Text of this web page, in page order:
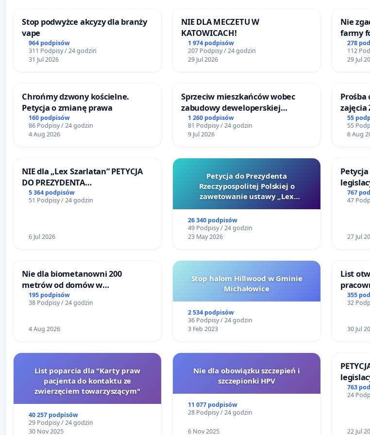
Stop podwyżce akcyzy dla branży
vape
964 podpisów
311 Podpisy / 24 godzin
31 Jul 2026
NIE DLA MECZETU W
KATOWICACH!
1 974 podpisów
207 Podpisy / 24 godzin
29 Jul 2026
Nie
farmy
278
112
29 Jul
Chrońmy dzwony kościelne.
Petycja o zmianę prawa
160 podpisów
86 Podpisy / 24 godzin
4 Aug 2026
Sprzeciw mieszkańców wobec
zabudowy deweloperskiej
terenow zielonych w rejonie
Bulwarów Straceńskich w Bielsku-
Białej
1 260 podpisów
81 Podpisy / 24 godzin
9 Jul 2026
Prośba
zajęcia
55
55
6 Aug
NIE dla „Lex Szarlatan” PETYCJA
DO PREZYDENTA
RZECZYPOSPOLITEJ POLSKIEJ
5 364 podpisów
51 Podpisy / 24 godzin
6 Jul 2026
Petycja do Prezydenta
Rzeczypospolitej Polskiej o
zawetowanie ustawy „Lex
26 340 podpisów
49 Podpisy / 24 godzin
23 May 2026
767
47
27 Jul
Nie dla biometanowni 200
metrów od domów w
Biernatkach, gm. Wądroże
Wielkie
195 podpisów
38 Podpisy / 24 godzin
4 Aug 2026
Stop halom Hillwood w Gminie
Michałowice
2 534 podpisów
36 Podpisy / 24 godzin
3 Feb 2023
List
355
32
30 Jul
List poparcia dla "Karty praw
pacjenta do kontaktu ze
zwierzęciem towarzyszącym"
40 257 podpisów
29 Podpisy / 24 godzin
30 Nov 2025
Nie dla obowiązku szczepień i
szczepionki HPV
11 077 podpisów
28 Podpisy / 24 godzin
6 Nov 2025
763
24
22 Jul